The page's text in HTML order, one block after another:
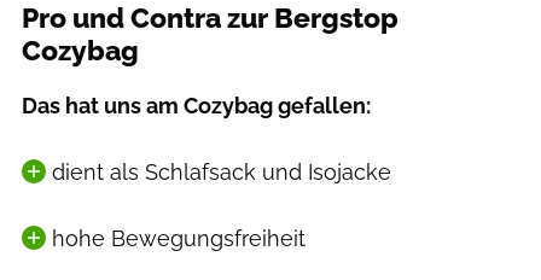
Pro und Contra zur Bergstop
Cozybag
Das hat uns am Cozybag gefallen:
dient als Schlafsack und Isojacke
hohe Bewegungsfreiheit